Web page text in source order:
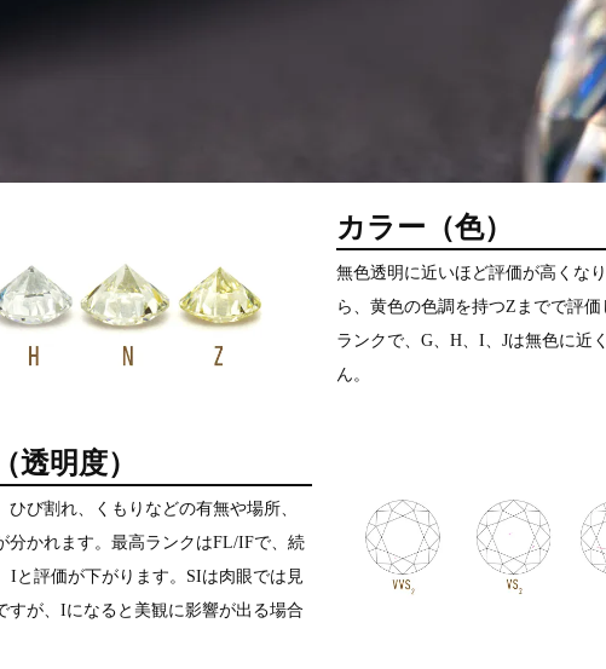
カラー（色）
無色透明に近いほど評価が高くな
ら、黄色の色調を持つZまでで評
ランクで、G、H、I、Jは無色に近
ん。
透明度）
ひび割れ、くもりなどの有無や場所、
分かれます。最高ランクはFL/IFで、続
Iと評価が下がります。SIは肉眼では見
すが、Iになると美観に影響が出る場合